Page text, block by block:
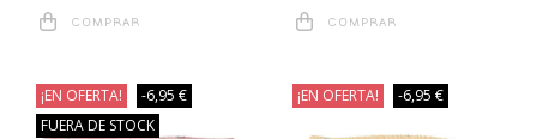
COMPRAR COMPRAR
¡EN OFERTA!
-6,95 €
FUERA DE STOCK
¡EN OFERTA! -6,95 €